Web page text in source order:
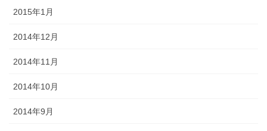
2015年1月
2014年12月
2014年11月
2014年10月
2014年9月